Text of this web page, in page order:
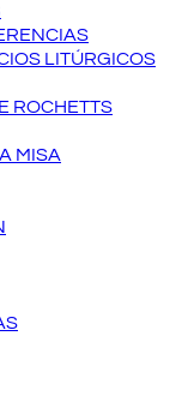
LITÚRGICOS
ROCHETTS
MISA